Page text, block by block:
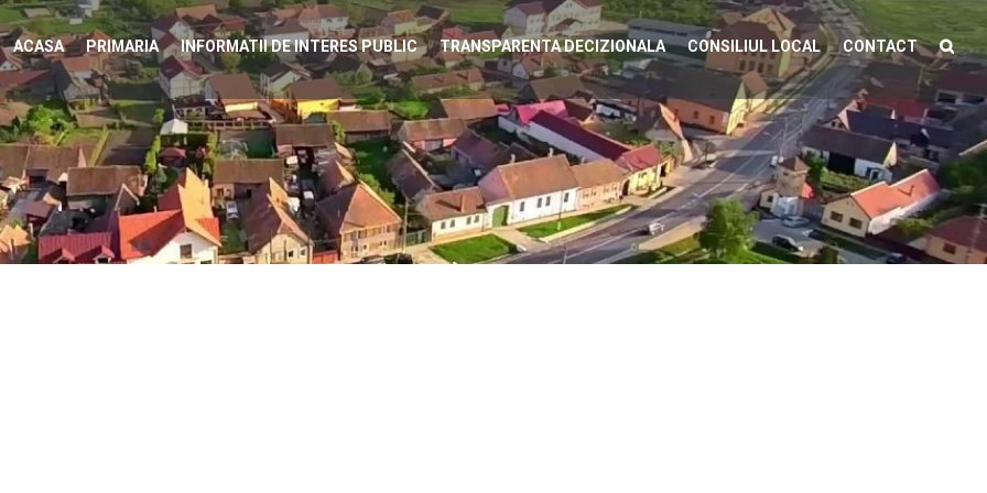
ACASA PRIMARIA INFORMATII DE INTERES PUBLIC TRANSPARENTA DECIZIONALA CONSILIUL LOCAL CONTACT